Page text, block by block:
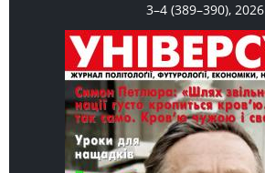
3–4 (389–390), 2026